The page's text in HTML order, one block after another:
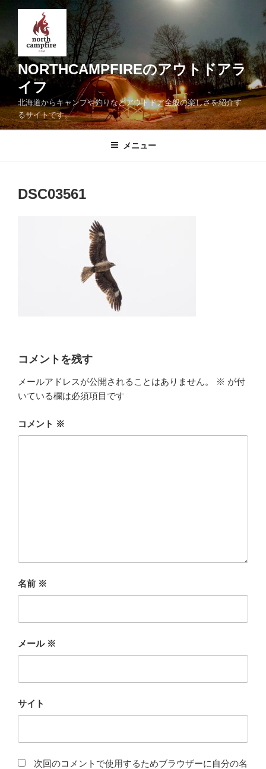
ン
ツ
へ
キ
ッ
NORTHCAMPFIREのアウトドアラ
イフ
北海道からキャンプや釣りなどアウトドア全般の楽しさを紹介す
るサイトです。
メニュー
DSC03561
コメントを残す
メールアドレスが公開されることはありません。 ※ が付
いている欄は必須項目です
コメント ※
名前 ※
メール ※
サイト
次回のコメントで使用するためブラウザーに自分の名